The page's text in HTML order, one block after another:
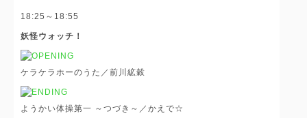
18:25～18:55
妖怪ウォッチ！
ケラケラホーのうた／前川絋穀
ようかい体操第一 ～つづき～／かえで☆